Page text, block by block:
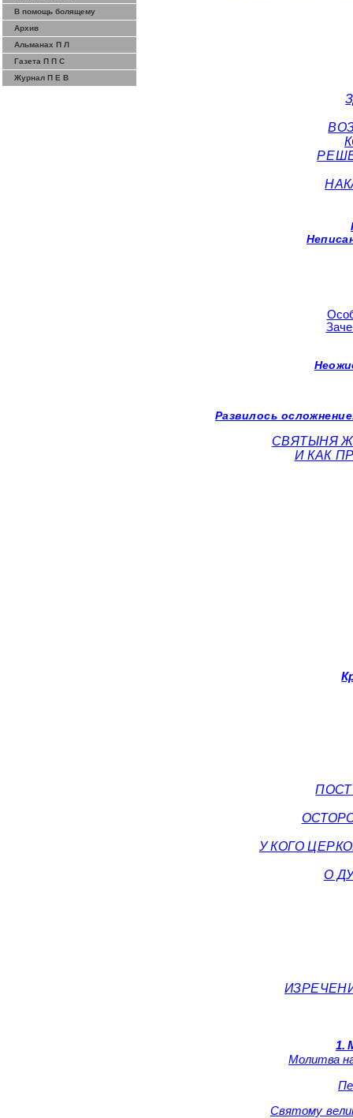
В помощь болящему
Архив
Альманах П Л
Газета П П С
Журнал П Е В
Развилось
СВЯТЫНЯ
И КАК
У КОГО
О
1.
Молитва
Святому